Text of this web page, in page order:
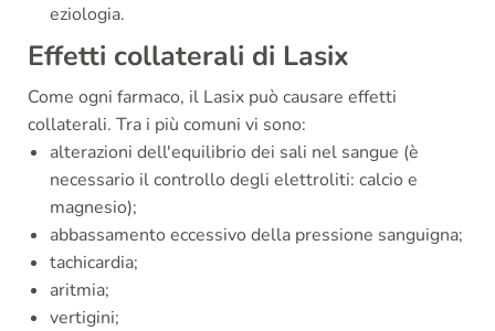
eziologia.
Effetti collaterali di Lasix
Come ogni farmaco, il Lasix può causare effetti
collaterali. Tra i più comuni vi sono:
alterazioni dell'equilibrio dei sali nel sangue (è
necessario il controllo degli elettroliti: calcio e
magnesio);
abbassamento eccessivo della pressione sanguigna;
tachicardia;
aritmia;
vertigini;